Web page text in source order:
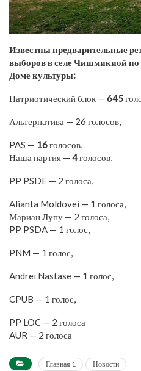
Известны предварительные
выборов в селе Чишмикиой по
Доме культуры:
Патриотический блок — 645
Альтернатива — 26 голосов,
PAS — 16голосов,
Наша партия — 4голосов,
PP PSDE — 2 голоса,
Alianta Moldovei — 1 голоса,
Мариан Лупу — 2 голоса,
PP PSDA — 1 голос,
PNM — 1 голос,
Andreı Nastase — 1 голос,
CPUB — 1 голос,
PP LOC — 2 голоса
AUR — 2 голоса
Главная 1 Новости